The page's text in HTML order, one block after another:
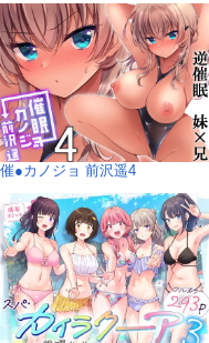
催●カノジョ 前沢遥4